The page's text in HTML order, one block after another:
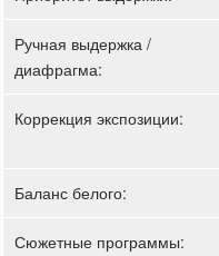
Ручная выдержка /
диафрагма:
Коррекция экспозиции:
Баланс белого:
Сюжетные программы: